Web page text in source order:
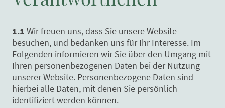
1.1 Wir freuen uns, dass Sie unsere Website
besuchen, und bedanken uns für Ihr Interesse. Im
Folgenden informieren wir Sie über den Umgang mit
Ihren personenbezogenen Daten bei der Nutzung
unserer Website. Personenbezogene Daten sind
hierbei alle Daten, mit denen Sie persönlich
identifiziert werden können.